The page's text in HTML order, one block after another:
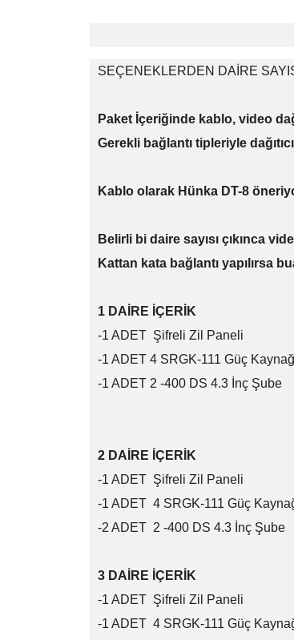
SEÇENEKLERDEN DAİRE
Paket İçeriğinde kablo, video
Gerekli bağlantı tipleriyle
Kablo olarak Hünka DT-8
Belirli bi daire sayısı çıkınca
Kattan kata bağlantı yapılırsa
1 DAİRE İÇERİK
-1 ADET Şifreli Zil Paneli
-1 ADET 4 SRGK-111 Güç
-1 ADET 2 -400 DS 4.3 İnç Şube
2 DAİRE İÇERİK
-1 ADET Şifreli Zil Paneli
-1 ADET 4 SRGK-111 Güç
-2 ADET 2 -400 DS 4.3 İnç Şube
3 DAİRE İÇERİK
-1 ADET Şifreli Zil Paneli
-1 ADET 4 SRGK-111 Güç